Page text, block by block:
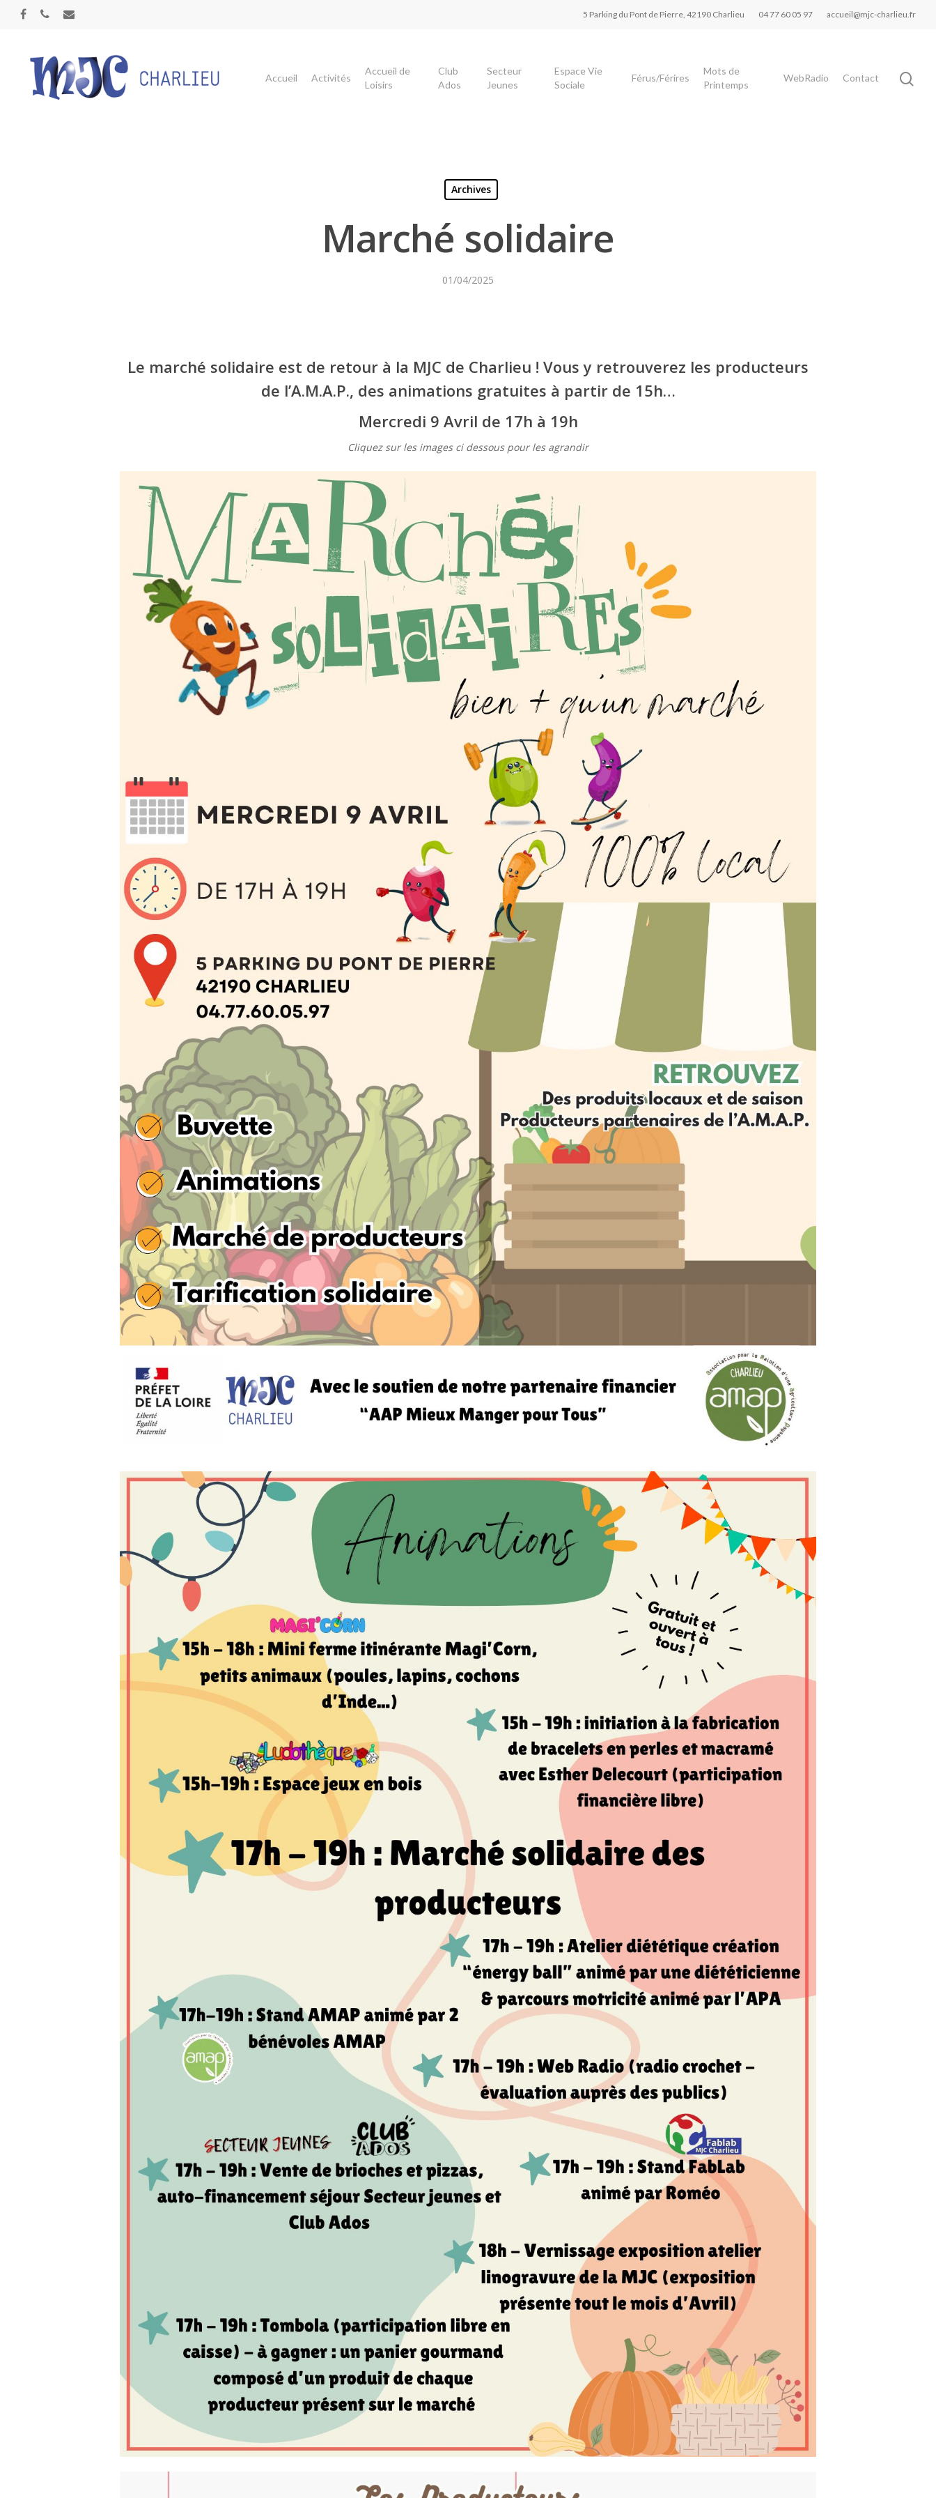
5 Parking du Pont de Pierre, 42190 Charlieu 04 77 60 05 97 accueil@mjc-charlieu.fr
Appuyez sur Entrée pour une recherche ou ESC pour fermer.
Accueil Activités
Accueil de
Loisirs
Club
Ados
Secteur
Jeunes
Espace Vie
Sociale
Férus/Férires
Mots de
Printemps
WebRadio Contact
Archives
Marché solidaire
01/04/2025
Le marché solidaire est de retour à la MJC de Charlieu ! Vous y retrouverez les producteurs
de l’A.M.A.P., des animations gratuites à partir de 15h…
Mercredi 9 Avril de 17h à 19h
Cliquez sur les images ci dessous pour les agrandir
Panneau de gestion des cookies